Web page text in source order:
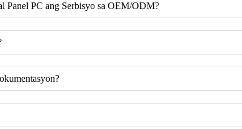
Panel PC ang Serbisyo sa OEM/ODM?